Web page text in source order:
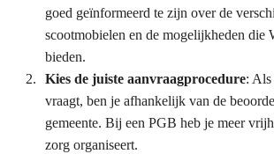
goed geïnformeerd te zijn over de
scootmobielen en de mogelijkheden die
bieden.
Kies de juiste aanvraagprocedure:
vraagt, ben je afhankelijk van de
gemeente. Bij een PGB heb je meer
zorg organiseert.